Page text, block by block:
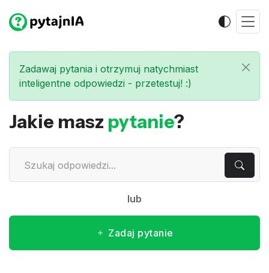
Zadawaj pytania i otrzymuj natychmiast
inteligentne odpowiedzi - przetestuj! :)
Jakie masz pytanie?
lub
Zadaj pytanie